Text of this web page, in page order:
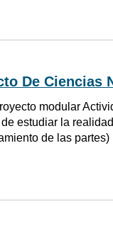
De Ciencias
modular
estudiar la
de las